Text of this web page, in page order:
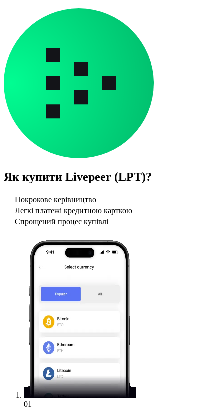
Як купити Livepeer (LPT)?
Покрокове керівництво
Легкі платежі кредитною карткою
Спрощений процес купівлі
01